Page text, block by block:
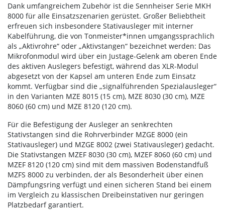
Dank umfangreichem Zubehör ist die Sennheiser Serie MKH
8000 für alle Einsatzszenarien gerüstet. Großer Beliebtheit
erfreuen sich insbesondere Stativausleger mit interner
Kabelführung, die von Tonmeister*innen umgangssprachlich
als „Aktivrohre“ oder „Aktivstangen“ bezeichnet werden: Das
Mikrofonmodul wird über ein Justage-Gelenk am oberen Ende
des aktiven Auslegers befestigt, während das XLR-Modul
abgesetzt von der Kapsel am unteren Ende zum Einsatz
kommt. Verfügbar sind die „signalführenden Spezialausleger“
in den Varianten MZE 8015 (15 cm), MZE 8030 (30 cm), MZE
8060 (60 cm) und MZE 8120 (120 cm).
Für die Befestigung der Ausleger an senkrechten
Stativstangen sind die Rohrverbinder MZGE 8000 (ein
Stativausleger) und MZGE 8002 (zwei Stativausleger) gedacht.
Die Stativstangen MZEF 8030 (30 cm), MZEF 8060 (60 cm) und
MZEF 8120 (120 cm) sind mit dem massiven Bodenstandfuß
MZFS 8000 zu verbinden, der als Besonderheit über einen
Dämpfungsring verfügt und einen sicheren Stand bei einem
im Vergleich zu klassischen Dreibeinstativen nur geringen
Platzbedarf garantiert.